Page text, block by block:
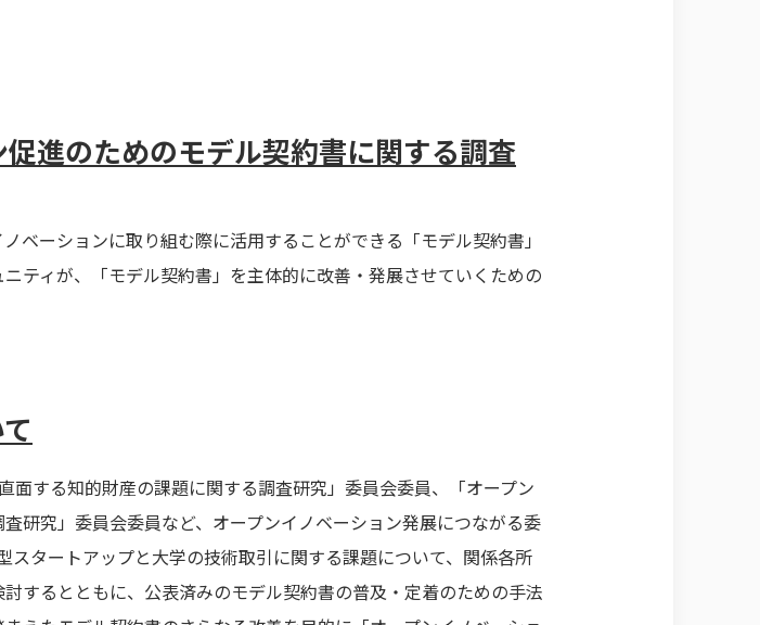
進のためのモデル契約書に関する調査
ベーションに取り組む際に活用することができる「モデル契約書」
ティが、「モデル契約書」を主体的に改善・発展させていくための
する知的財産の課題に関する調査研究」委員会委員、「オープン
研究」委員会委員など、オープンイノベーション発展につながる委
タートアップと大学の技術取引に関する課題について、関係各所
するとともに、公表済みのモデル契約書の普及・定着のための手法